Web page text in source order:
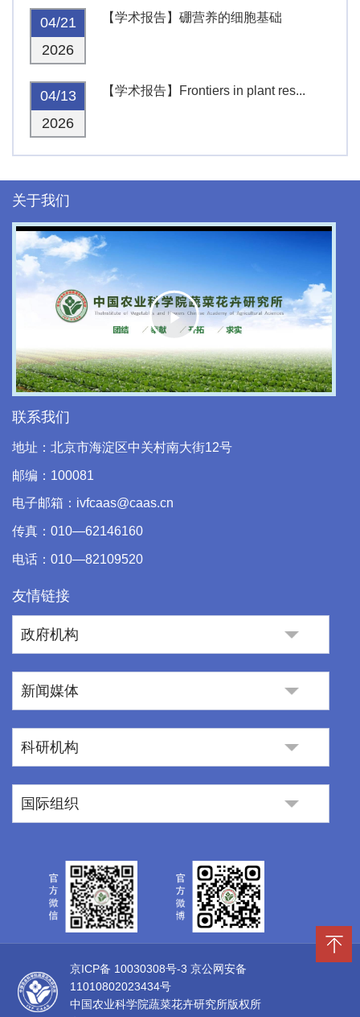
04/21
2026
【学术报告】硼营养的细胞基础
04/13
2026
【学术报告】Frontiers in plant res...
关于我们
Play
Video
联系我们
地址：北京市海淀区中关村南大街12号
邮编：100081
电子邮箱：ivfcaas@caas.cn
传真：010—62146160
电话：010—82109520
友情链接
政府机构
新闻媒体
科研机构
国际组织
京ICP备 10030308号-3 京公网安备
11010802023434号
中国农业科学院蔬菜花卉研究所版权所